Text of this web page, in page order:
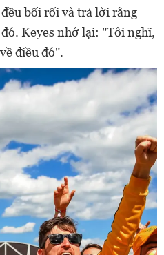
bối rối và trả lời rằng
Keyes nhớ lại: "Tôi nghĩ,
điều đó".